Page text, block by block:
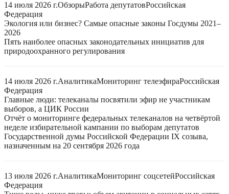
14 июля 2026 г.ОбзорыРабота депутатовРоссийская
Федерация
Экология или бизнес? Самые опасные законы Госдумы 2021–
2026
Пять наиболее опасных законодательных инициатив для
природоохранного регулирования
14 июля 2026 г.АналитикаМониторинг телеэфираРоссийская
Федерация
Главные люди: телеканалы посвятили эфир не участникам
выборов, а ЦИК России
Отчёт о мониторинге федеральных телеканалов на четвёртой
неделе избирательной кампании по выборам депутатов
Государственной думы Российской Федерации IX созыва,
назначенным на 20 сентября 2026 года
13 июля 2026 г.АналитикаМониторинг соцсетейРоссийская
Федерация